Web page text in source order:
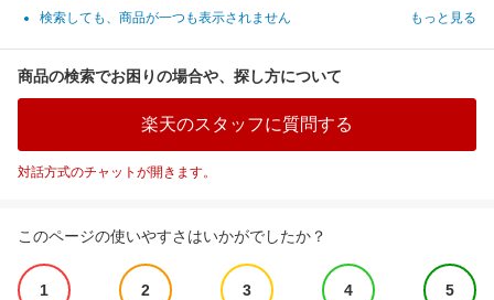
検索しても、商品が一つも表示されません
もっと見る
商品の検索でお困りの場合や、探し方について
楽天のスタッフに質問する
対話方式のチャットが開きます。
このページの使いやすさはいかがでしたか？
1 2 3 4 5